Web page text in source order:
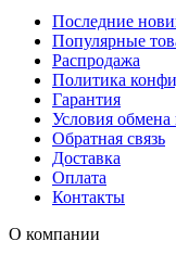
Последние
Популярные
Распродажа
Политика
Гарантия
Условия обмена
Обратная связь
Доставка
Оплата
Контакты
О компании